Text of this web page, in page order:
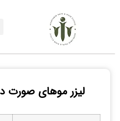
لیزر موهای صورت